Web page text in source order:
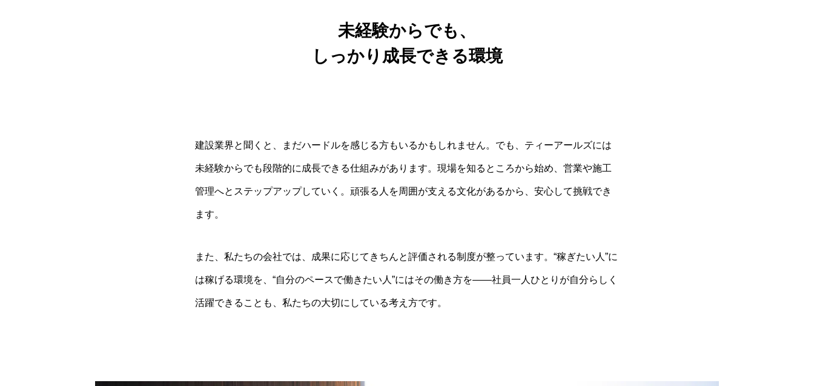
未経験からでも、
しっかり成長できる環境
建設業界と聞くと、まだハードルを感じる方もいるかもしれません。でも、ティーアールズには
未経験からでも段階的に成長できる仕組みがあります。現場を知るところから始め、営業や施工
管理へとステップアップしていく。頑張る人を周囲が支える文化があるから、安心して挑戦でき
ます。
また、私たちの会社では、成果に応じてきちんと評価される制度が整っています。“稼ぎたい人”に
は稼げる環境を、“自分のペースで働きたい人”にはその働き方を――社員一人ひとりが自分らしく
活躍できることも、私たちの大切にしている考え方です。